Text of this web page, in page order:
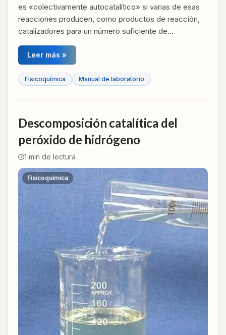
es «colectivamente autocatalítico» si varias de esas
reacciones producen, como productos de reacción,
catalizadores para un número suficiente de…
Leer más »
Fisicoquímica Manual de laboratorio
Descomposición catalítica del
peróxido de hidrógeno
1 min de lectura
Fisicoquímica